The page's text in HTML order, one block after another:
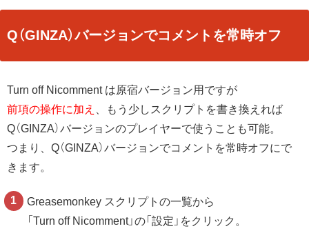
Q（GINZA）バージョンでコメントを常時オフ
Turn off Nicomment は原宿バージョン用ですが
前項の操作に加え
、もう少しスクリプトを書き換えれば
Q（GINZA）バージョンのプレイヤーで使うことも可能。
つまり、Q（GINZA）バージョンでコメントを常時オフにで
きます。
Greasemonkey スクリプトの一覧から
「Turn off Nicomment」の「設定」をクリック。